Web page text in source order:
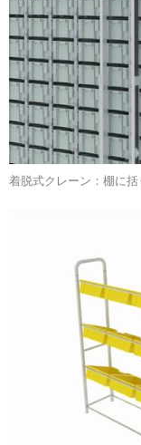
着脱式クレーン：棚に